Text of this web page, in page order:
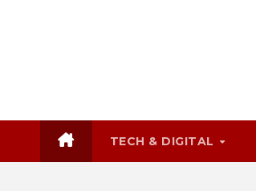
TECH & DIGITAL